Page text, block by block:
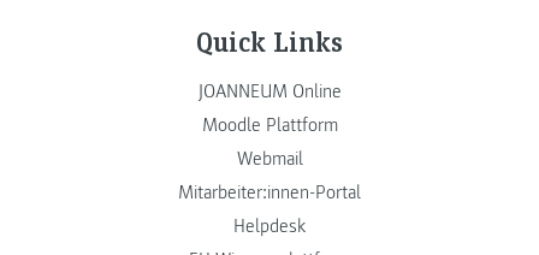
Quick Links
JOANNEUM Online
Moodle Plattform
Webmail
Mitarbeiter:innen-Portal
Helpdesk